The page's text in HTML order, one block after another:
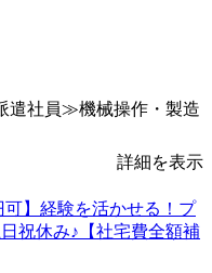
遣社員≫機械操作・製造
詳細を表示